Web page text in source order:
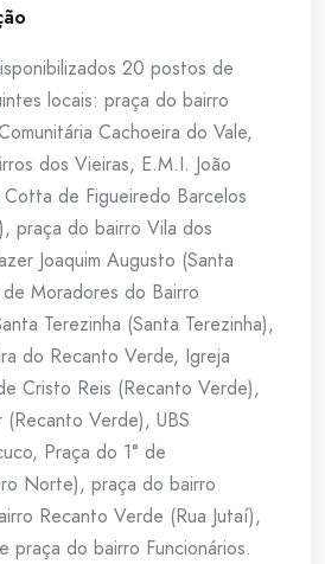
20 postos de
locais: praça do bairro
Cachoeira do Vale,
dos Vieiras, E.M.I. João
Cotta de Figueiredo Barcelos
praça do bairro Vila dos
Joaquim Augusto (Santa
Moradores do Bairro
Terezinha (Santa Terezinha),
do Recanto Verde, Igreja
Cristo Reis (Recanto Verde),
Verde), UBS
Praça do 1° de
Norte), praça do bairro
Recanto Verde (Rua Jutaí),
praça do bairro Funcionários.